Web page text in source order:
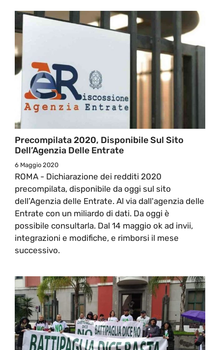
Precompilata 2020, Disponibile Sul Sito
Dell’Agenzia Delle Entrate
6 Maggio 2020
ROMA - Dichiarazione dei redditi 2020
precompilata, disponibile da oggi sul sito
dell’Agenzia delle Entrate. Al via dall'agenzia delle
Entrate con un miliardo di dati. Da oggi è
possibile consultarla. Dal 14 maggio ok ad invii,
integrazioni e modifiche, e rimborsi il mese
successivo.